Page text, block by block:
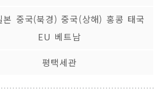
본 중국(북경) 중국(상해) 홍콩 태국
EU 베트남
평택세관